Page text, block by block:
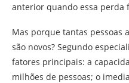
anterior quando essa perda
Mas porque tantas pessoas
são novos? Segundo
fatores principais: a
milhões de pessoas; o